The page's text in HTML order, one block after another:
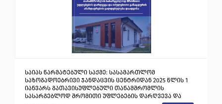
GEEN
საიას წარმატებული საქმე: სასამართლომ
საზოგადოებრივი ჯანდაცვის ცენტრიდან 2025 წლის 1
იანვარს გათავისუფლებული თანამშრომლის
სასარგებლოდ შრომითი უფლებების დარღვევა და